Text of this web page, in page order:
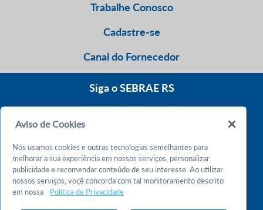
Trabalhe Conosco
Cadastre-se
Canal do Fornecedor
Siga o SEBRAE RS
Atendimento 24h
Chame no WhatsApp
Aviso de Cookies
Nós usamos cookies e outras tecnologias semelhantes para
melhorar a sua experiência em nossos serviços, personalizar
publicidade e recomendar conteúdo de seu interesse. Ao utilizar
nossos serviços, você concorda com tal monitoramento descrito
em nossa
Política de Privacidade